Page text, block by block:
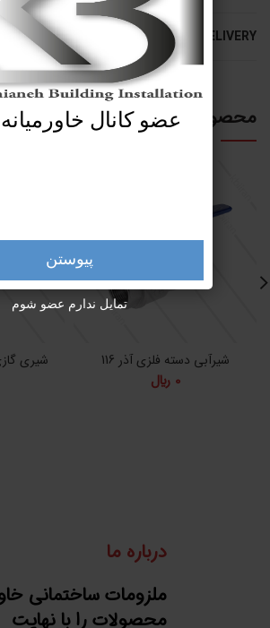
SHIPPING & DELIVERY
محصولات مرتبط
شیرآبی دسته فلزی آذر 116
0 ﷼
شیری
درباره ما
ملزومات ساختمانی
محصولات را با نهایت
عضو کانال
پیوستن
تمایل ندارم عضو شوم